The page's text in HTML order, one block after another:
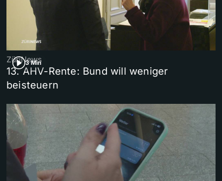
3 Min
ZüriNews
13. AHV-Rente: Bund will weniger
beisteuern